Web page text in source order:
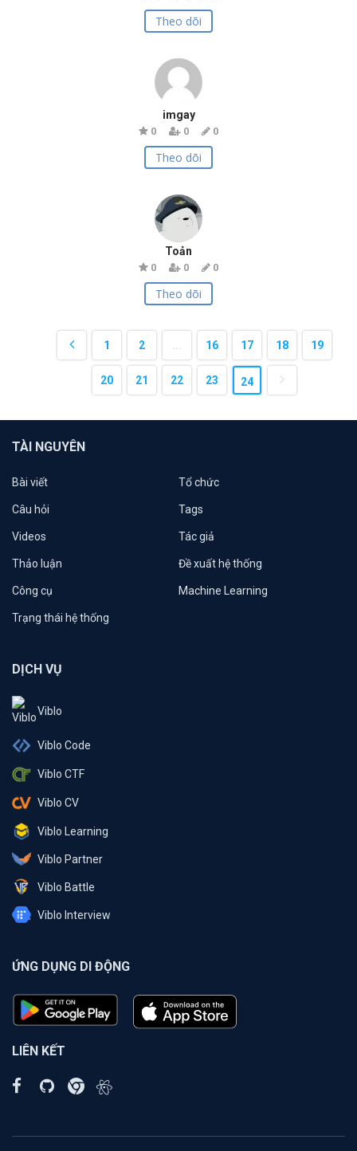
Theo dõi
imgay
0 0 0
Theo dõi
Toản
0 0 0
Theo dõi
1 2 16 17 18 19
20 21 22 23 24
TÀI NGUYÊN
Bài viết Tổ chức
Câu hỏi Tags
Videos Tác giả
Thảo luận Đề xuất hệ thống
Công cụ Machine Learning
Trạng thái hệ thống
DỊCH VỤ
Viblo
Viblo Code
Viblo CTF
Viblo CV
Viblo Learning
Viblo Partner
Viblo Battle
Viblo Interview
ỨNG DỤNG DI ĐỘNG
LIÊN KẾT